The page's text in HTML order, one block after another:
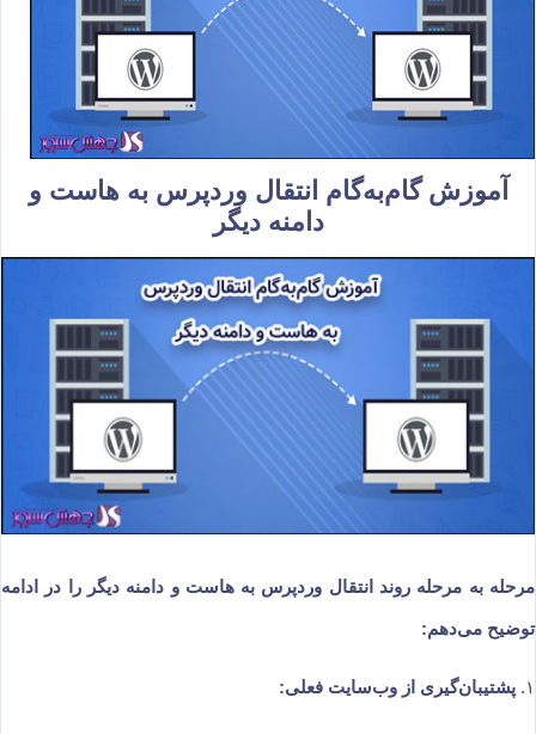
آموزش گام‌به‌گام انتقال وردپرس به هاست و
دامنه دیگر
مرحله به مرحله روند انتقال وردپرس به هاست و دامنه دیگر را در ادامه
توضیح می‌دهم:
۱. پشتیبان‌گیری از وب‌سایت فعلی: